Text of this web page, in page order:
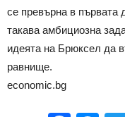
се превърна в първата
такава амбициозна
идеята на Брюксел да
равнище.
economic.bg